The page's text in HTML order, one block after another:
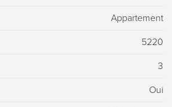
Appartement
5220
3
Oui